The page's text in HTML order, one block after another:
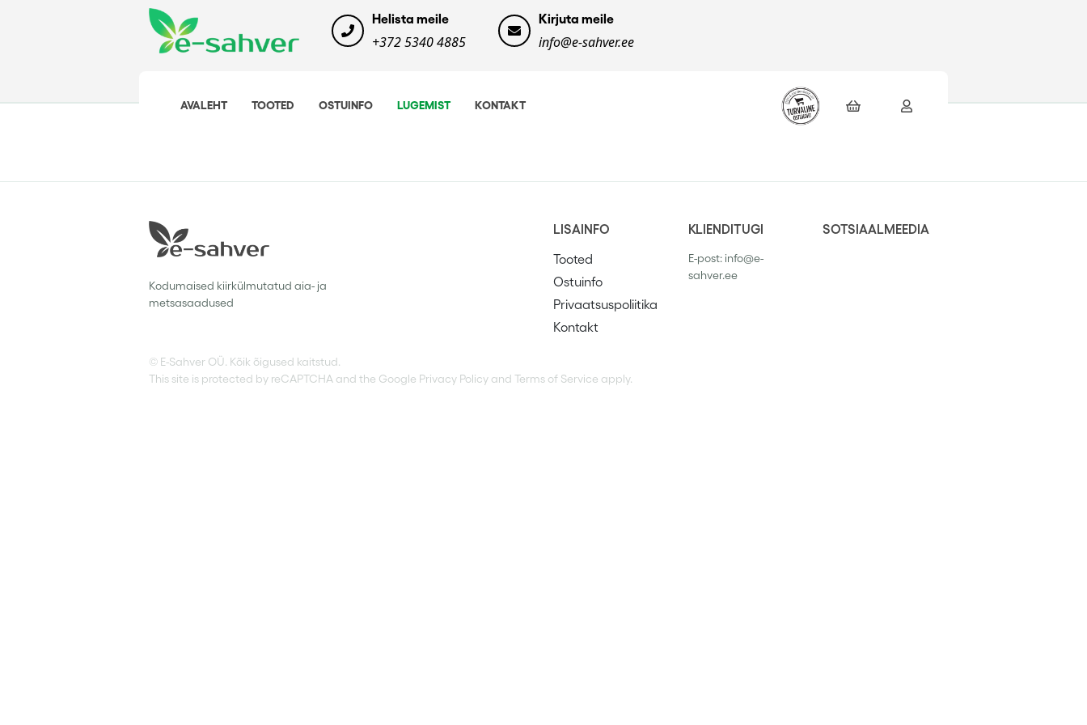
Helista meile
+372 5340 4885
Kirjuta meile
info@e-sahver.ee
AVALEHT TOOTED OSTUINFO LUGEMIST KONTAKT
Kodumaised kiirkülmutatud aia- ja
metsasaadused
LISAINFO
Tooted
Ostuinfo
Privaatsuspoliitika
Kontakt
KLIENDITUGI
E-post: info@e-
sahver.ee
SOTSIAALMEEDIA
© E-Sahver OÜ. Kõik õigused kaitstud.
This site is protected by reCAPTCHA and the Google Privacy Policy and Terms of Service apply.